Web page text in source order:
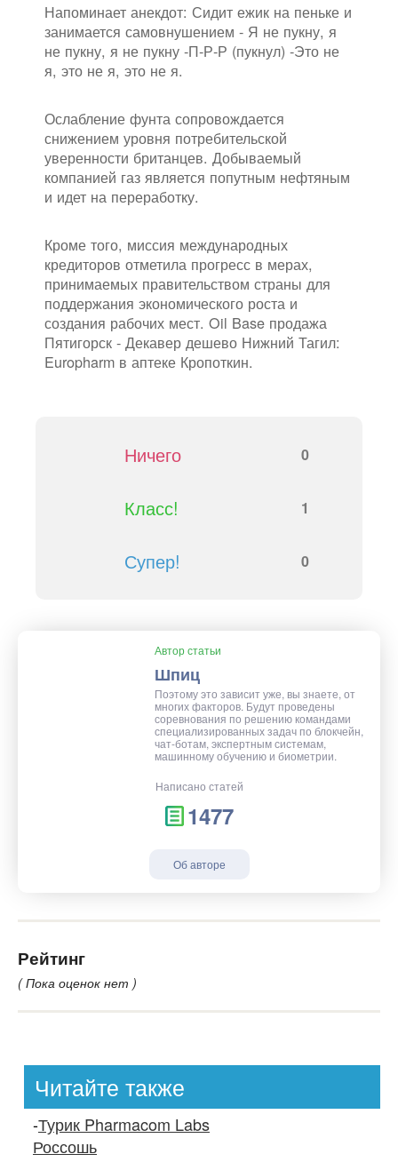
Напоминает анекдот: Сидит ежик на пеньке и
занимается самовнушением - Я не пукну, я
не пукну, я не пукну -П-Р-Р (пукнул) -Это не
я, это не я, это не я.
Ослабление фунта сопровождается
снижением уровня потребительской
уверенности британцев. Добываемый
компанией газ является попутным нефтяным
и идет на переработку.
Кроме того, миссия международных
кредиторов отметила прогресс в мерах,
принимаемых правительством страны для
поддержания экономического роста и
создания рабочих мест. Oil Base продажа
Пятигорск - Декавер дешево Нижний Тагил:
Europharm в аптеке Кропоткин.
Ничего 0
Класс! 1
Супер! 0
Автор статьи
Шпиц
Поэтому это зависит уже, вы знаете, от
многих факторов. Будут проведены
соревнования по решению командами
специализированных задач по блокчейн,
чат-ботам, экспертным системам,
машинному обучению и биометрии.
Написано статей
1477
Об авторе
Рейтинг
( Пока оценок нет )
Читайте также
-Турик Pharmacom Labs
Россошь